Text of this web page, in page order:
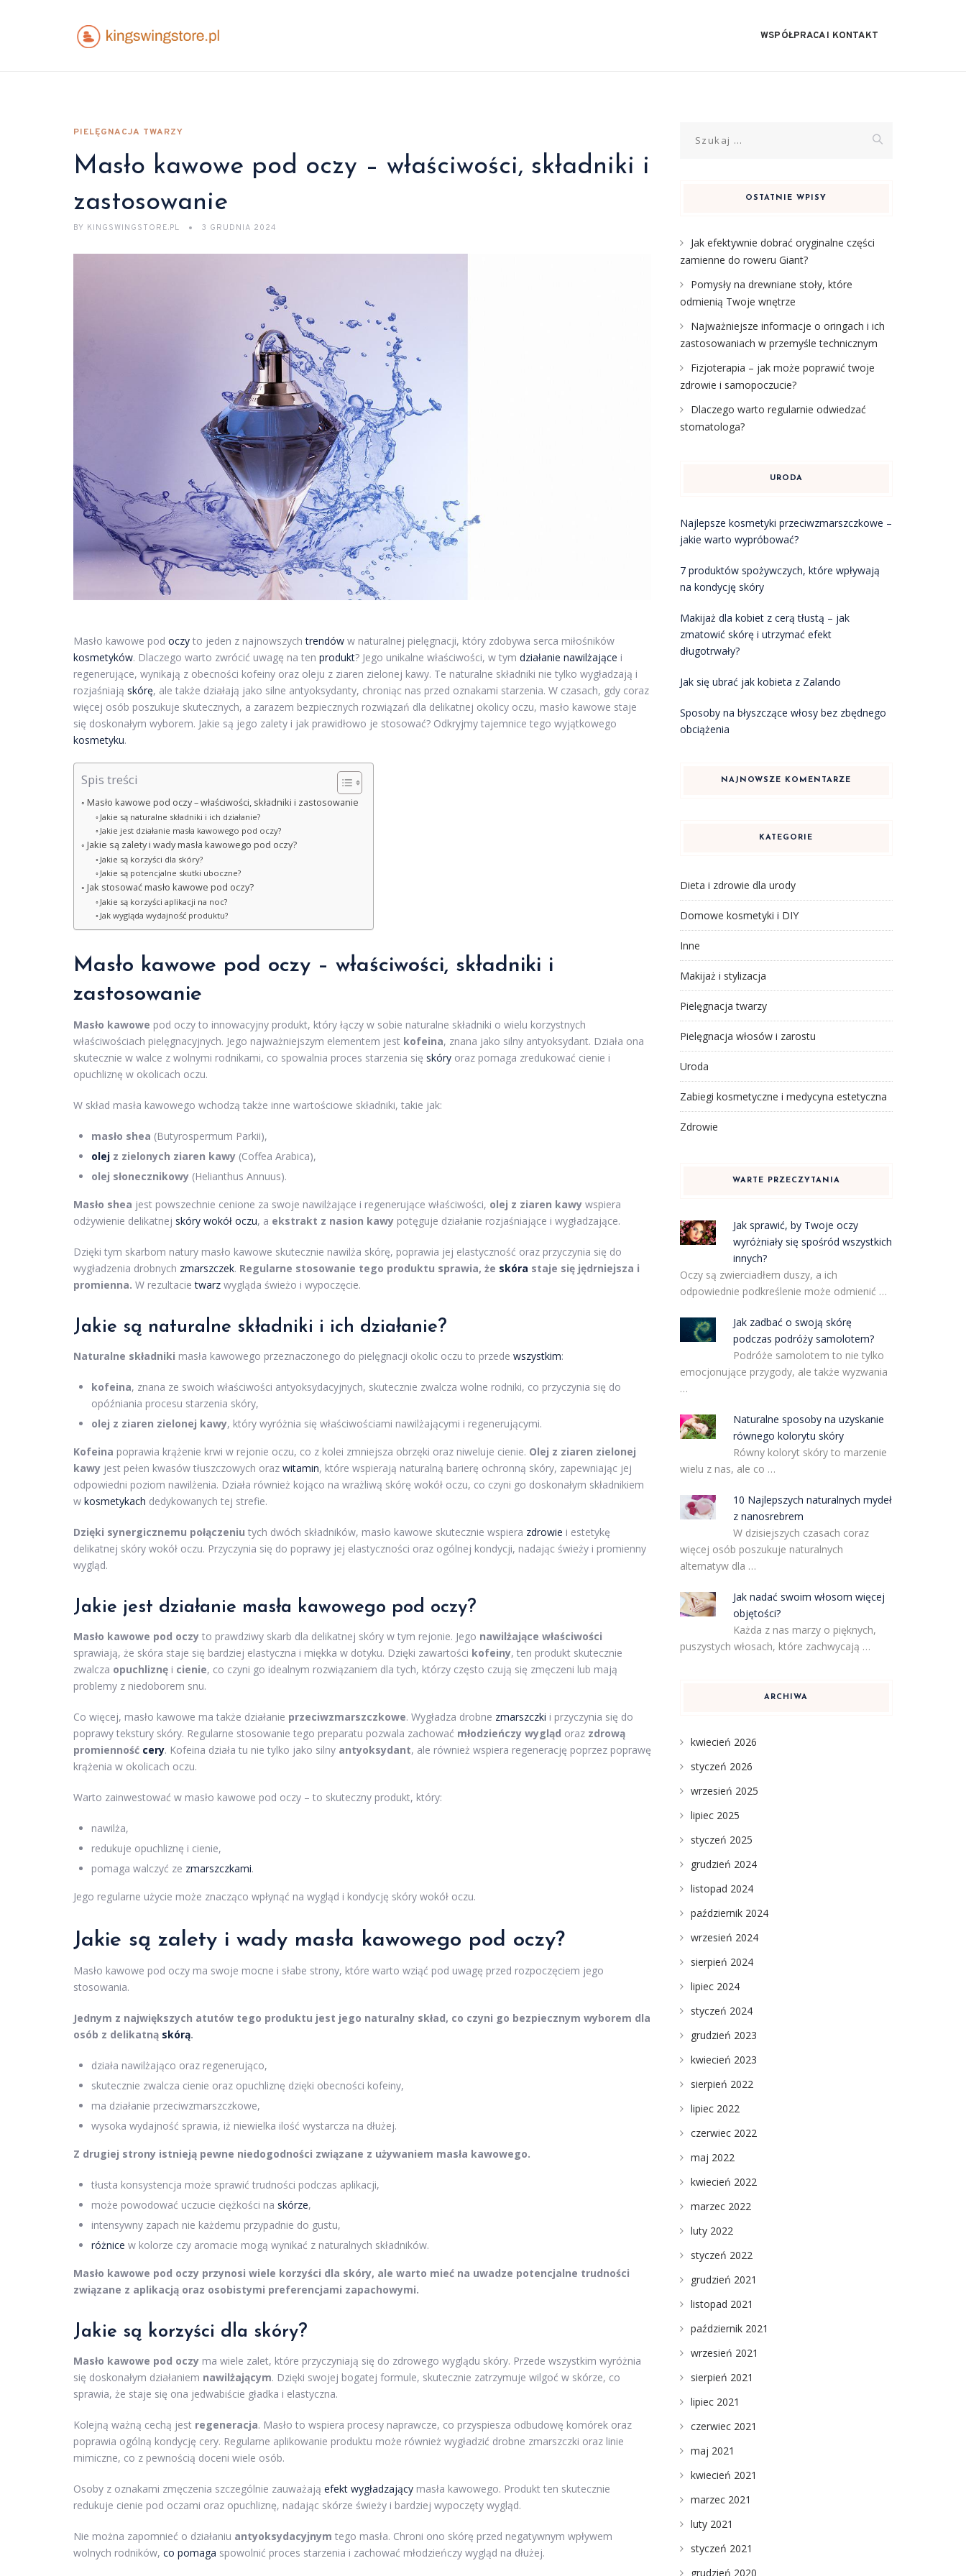
WSPÓŁPRACA I KONTAKT
PIELĘGNACJA TWARZY
Masło kawowe pod oczy – właściwości, składniki i
zastosowanie
BY KINGSWINGSTORE.PL 3 GRUDNIA 2024
Masło kawowe pod oczy to jeden z najnowszychtrendów w naturalnej pielęgnacji, który zdobywa serca miłośników
kosmetyków. Dlaczego warto zwrócić uwagę na ten produkt? Jego unikalne właściwości, w tym działanie nawilżające i
regenerujące, wynikają z obecności kofeiny oraz oleju z ziaren zielonej kawy. Te naturalne składniki nie tylko wygładzają i
rozjaśniają skórę, ale także działają jako silne antyoksydanty, chroniąc nas przed oznakami starzenia. W czasach, gdy coraz
więcej osób poszukuje skutecznych, a zarazem bezpiecznych rozwiązań dla delikatnej okolicy oczu, masło kawowe staje
się doskonałym wyborem. Jakie są jego zalety i jak prawidłowo je stosować? Odkryjmy tajemnice tego wyjątkowego
kosmetyku.
Spis treści
Masło kawowe pod oczy – właściwości, składniki i zastosowanie
Jakie są naturalne składniki i ich działanie?
Jakie jest działanie masła kawowego pod oczy?
Jakie są zalety i wady masła kawowego pod oczy?
Jakie są korzyści dla skóry?
Jakie są potencjalne skutki uboczne?
Jak stosować masło kawowe pod oczy?
Jakie są korzyści aplikacji na noc?
Jak wygląda wydajność produktu?
Masło kawowe pod oczy – właściwości, składniki i
zastosowanie
Masło kawowe pod oczy to innowacyjny produkt, który łączy w sobie naturalne składniki o wielu korzystnych
właściwościach pielęgnacyjnych. Jego najważniejszym elementem jest kofeina, znana jako silny antyoksydant. Działa ona
skutecznie w walce z wolnymi rodnikami, co spowalnia proces starzenia się skóry oraz pomaga zredukować cienie i
opuchliznę w okolicach oczu.
W skład masła kawowego wchodzą także inne wartościowe składniki, takie jak:
masło shea (Butyrospermum Parkii),
olej z zielonych ziaren kawy (Coffea Arabica),
olej słonecznikowy (Helianthus Annuus).
Masło shea jest powszechnie cenione za swoje nawilżające i regenerujące właściwości, olej z ziaren kawy wspiera
odżywienie delikatnej skóry wokół oczu, a ekstrakt z nasion kawy potęguje działanie rozjaśniające i wygładzające.
Dzięki tym skarbom natury masło kawowe skutecznie nawilża skórę, poprawia jej elastyczność oraz przyczynia się do
wygładzenia drobnych zmarszczek. Regularne stosowanie tego produktu sprawia, że skóra staje się jędrniejsza i
promienna. W rezultacietwarz wygląda świeżo i wypoczęcie.
Jakie są naturalne składniki i ich działanie?
Naturalne składniki masła kawowego przeznaczonego do pielęgnacji okolic oczu to przede wszystkim:
kofeina, znana ze swoich właściwości antyoksydacyjnych, skutecznie zwalcza wolne rodniki, co przyczynia się do
opóźniania procesu starzenia skóry,
olej z ziaren zielonej kawy, który wyróżnia się właściwościami nawilżającymi i regenerującymi.
Kofeina poprawia krążenie krwi w rejonie oczu, co z kolei zmniejsza obrzęki oraz niweluje cienie. Olej z ziaren zielonej
kawy jest pełen kwasów tłuszczowych oraz witamin, które wspierają naturalną barierę ochronną skóry, zapewniając jej
odpowiedni poziom nawilżenia. Działa również kojąco na wrażliwą skórę wokół oczu, co czyni go doskonałym składnikiem
w kosmetykach dedykowanych tej strefie.
Dzięki synergicznemu połączeniu tych dwóch składników, masło kawowe skutecznie wspiera zdrowie i estetykę
delikatnej skóry wokół oczu. Przyczynia się do poprawy jej elastyczności oraz ogólnej kondycji, nadając świeży i promienny
wygląd.
Jakie jest działanie masła kawowego pod oczy?
Masło kawowe pod oczy to prawdziwy skarb dla delikatnej skóry w tym rejonie. Jego nawilżające właściwości
sprawiają, że skóra staje się bardziej elastyczna i miękka w dotyku. Dzięki zawartości kofeiny, ten produkt skutecznie
zwalcza opuchliznę i cienie, co czyni go idealnym rozwiązaniem dla tych, którzy często czują się zmęczeni lub mają
problemy z niedoborem snu.
Co więcej, masło kawowe ma także działanie przeciwzmarszczkowe. Wygładza drobne zmarszczki i przyczynia się do
poprawy tekstury skóry. Regularne stosowanie tego preparatu pozwala zachować młodzieńczy wygląd oraz zdrową
promienność cery. Kofeina działa tu nie tylko jako silny antyoksydant, ale również wspiera regenerację poprzez poprawę
krążenia w okolicach oczu.
Warto zainwestować w masło kawowe pod oczy – to skuteczny produkt, który:
nawilża,
redukuje opuchliznę i cienie,
pomaga walczyć ze zmarszczkami.
Jego regularne użycie może znacząco wpłynąć na wygląd i kondycję skóry wokół oczu.
Jakie są zalety i wady masła kawowego pod oczy?
Masło kawowe pod oczy ma swoje mocne i słabe strony, które warto wziąć pod uwagę przed rozpoczęciem jego
stosowania.
Jednym z największych atutów tego produktu jest jego naturalny skład, co czyni go bezpiecznym wyborem dla
osób z delikatną skórą.
działa nawilżająco oraz regenerująco,
skutecznie zwalcza cienie oraz opuchliznę dzięki obecności kofeiny,
ma działanie przeciwzmarszczkowe,
wysoka wydajność sprawia, iż niewielka ilość wystarcza na dłużej.
Z drugiej strony istnieją pewne niedogodności związane z używaniem masła kawowego.
tłusta konsystencja może sprawić trudności podczas aplikacji,
może powodować uczucie ciężkości na skórze,
intensywny zapach nie każdemu przypadnie do gustu,
różnice w kolorze czy aromacie mogą wynikać z naturalnych składników.
Masło kawowe pod oczy przynosi wiele korzyści dla skóry, ale warto mieć na uwadze potencjalne trudności
związane z aplikacją oraz osobistymi preferencjami zapachowymi.
Jakie są korzyści dla skóry?
Masło kawowe pod oczy ma wiele zalet, które przyczyniają się do zdrowego wyglądu skóry. Przede wszystkim wyróżnia
się doskonałym działaniem nawilżającym. Dzięki swojej bogatej formule, skutecznie zatrzymuje wilgoć w skórze, co
sprawia, że staje się ona jedwabiście gładka i elastyczna.
Kolejną ważną cechą jest regeneracja. Masło to wspiera procesy naprawcze, co przyspiesza odbudowę komórek oraz
poprawia ogólną kondycję cery. Regularne aplikowanie produktu może również wygładzić drobne zmarszczki oraz linie
mimiczne, co z pewnością doceni wiele osób.
Osoby z oznakami zmęczenia szczególnie zauważają efekt wygładzający masła kawowego. Produkt ten skutecznie
redukuje cienie pod oczami oraz opuchliznę, nadając skórze świeży i bardziej wypoczęty wygląd.
Nie można zapomnieć o działaniu antyoksydacyjnym tego masła. Chroni ono skórę przed negatywnym wpływem
wolnych rodników, co pomaga spowolnić proces starzenia i zachować młodzieńczy wygląd na dłużej.
OSTATNIE WPISY
Jak efektywnie dobrać oryginalne części
zamienne do roweru Giant?
Pomysły na drewniane stoły, które
odmienią Twoje wnętrze
Najważniejsze informacje o oringach i ich
zastosowaniach w przemyśle technicznym
Fizjoterapia – jak może poprawić twoje
zdrowie i samopoczucie?
Dlaczego warto regularnie odwiedzać
stomatologa?
URODA
Najlepsze kosmetyki przeciwzmarszczkowe –
jakie warto wypróbować?
7 produktów spożywczych, które wpływają
na kondycję skóry
Makijaż dla kobiet z cerą tłustą – jak
zmatowić skórę i utrzymać efekt
długotrwały?
Jak się ubrać jak kobieta z Zalando
Sposoby na błyszczące włosy bez zbędnego
obciążenia
NAJNOWSZE KOMENTARZE
KATEGORIE
Dieta i zdrowie dla urody
Domowe kosmetyki i DIY
Inne
Makijaż i stylizacja
Pielęgnacja twarzy
Pielęgnacja włosów i zarostu
Uroda
Zabiegi kosmetyczne i medycyna estetyczna
Zdrowie
WARTE PRZECZYTANIA
Jak sprawić, by Twoje oczy
wyróżniały się spośród wszystkich
innych?
Oczy są zwierciadłem duszy, a ich
odpowiednie podkreślenie może odmienić …
Jak zadbać o swoją skórę
podczas podróży samolotem?
Podróże samolotem to nie tylko
emocjonujące przygody, ale także wyzwania
…
Naturalne sposoby na uzyskanie
równego kolorytu skóry
Równy koloryt skóry to marzenie
wielu z nas, ale co …
10 Najlepszych naturalnych mydeł
z nanosrebrem
W dzisiejszych czasach coraz
więcej osób poszukuje naturalnych
alternatyw dla …
Jak nadać swoim włosom więcej
objętości?
Każda z nas marzy o pięknych,
puszystych włosach, które zachwycają …
ARCHIWA
kwiecień 2026
styczeń 2026
wrzesień 2025
lipiec 2025
styczeń 2025
grudzień 2024
listopad 2024
październik 2024
wrzesień 2024
sierpień 2024
lipiec 2024
styczeń 2024
grudzień 2023
kwiecień 2023
sierpień 2022
lipiec 2022
czerwiec 2022
maj 2022
kwiecień 2022
marzec 2022
luty 2022
styczeń 2022
grudzień 2021
listopad 2021
październik 2021
wrzesień 2021
sierpień 2021
lipiec 2021
czerwiec 2021
maj 2021
kwiecień 2021
marzec 2021
luty 2021
styczeń 2021
grudzień 2020